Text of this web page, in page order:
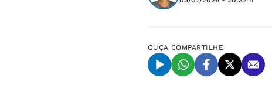
OUÇA COMPARTILHE